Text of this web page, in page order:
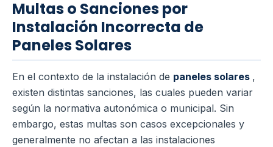
Multas o Sanciones por
Instalación Incorrecta de
Paneles Solares
En el contexto de la instalación de paneles solares ,
existen distintas sanciones, las cuales pueden variar
según la normativa autonómica o municipal. Sin
embargo, estas multas son casos excepcionales y
generalmente no afectan a las instalaciones